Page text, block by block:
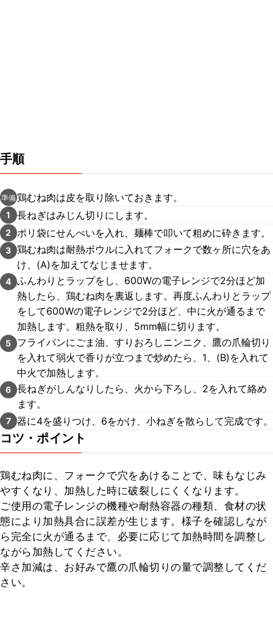
手順
準備鶏むね肉は皮を取り除いておきます。
1 長ねぎはみじん切りにします。
2 ポリ袋にせんべいを入れ、麺棒で叩いて粗めに砕きます。
3 鶏むね肉は耐熱ボウルに入れてフォークで数ヶ所に穴をあ
け、(A)を加えてなじませます。
4 ふんわりとラップをし、600Wの電子レンジで2分ほど加
熱したら、鶏むね肉を裏返します。再度ふんわりとラップ
をして600Wの電子レンジで2分ほど、中に火が通るまで
加熱します。粗熱を取り、5mm幅に切ります。
5
フライパンにごま油、すりおろしニンニク、鷹の爪輪切り
を入れて弱火で香りが立つまで炒めたら、1、(B)を入れて
中火で加熱します。
6 長ねぎがしんなりしたら、火から下ろし、2を入れて絡め
ます。
7 器に4を盛りつけ、6をかけ、小ねぎを散らして完成です。
コツ・ポイント
鶏むね肉に、フォークで穴をあけることで、味もなじみ
やすくなり、加熱した時に破裂しにくくなります。
ご使用の電子レンジの機種や耐熱容器の種類、食材の状
態により加熱具合に誤差が生じます。様子を確認しなが
ら完全に火が通るまで、必要に応じて加熱時間を調整し
ながら加熱してください。
辛さ加減は、お好みで鷹の爪輪切りの量で調整してくだ
さい。